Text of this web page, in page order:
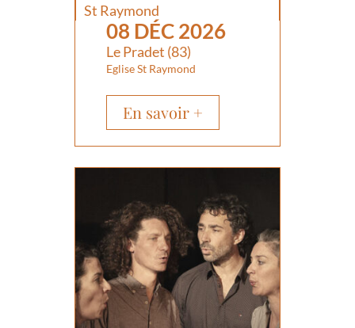
St Raymond
08 DÉC 2026
Le Pradet (83)
Eglise St Raymond
En savoir +